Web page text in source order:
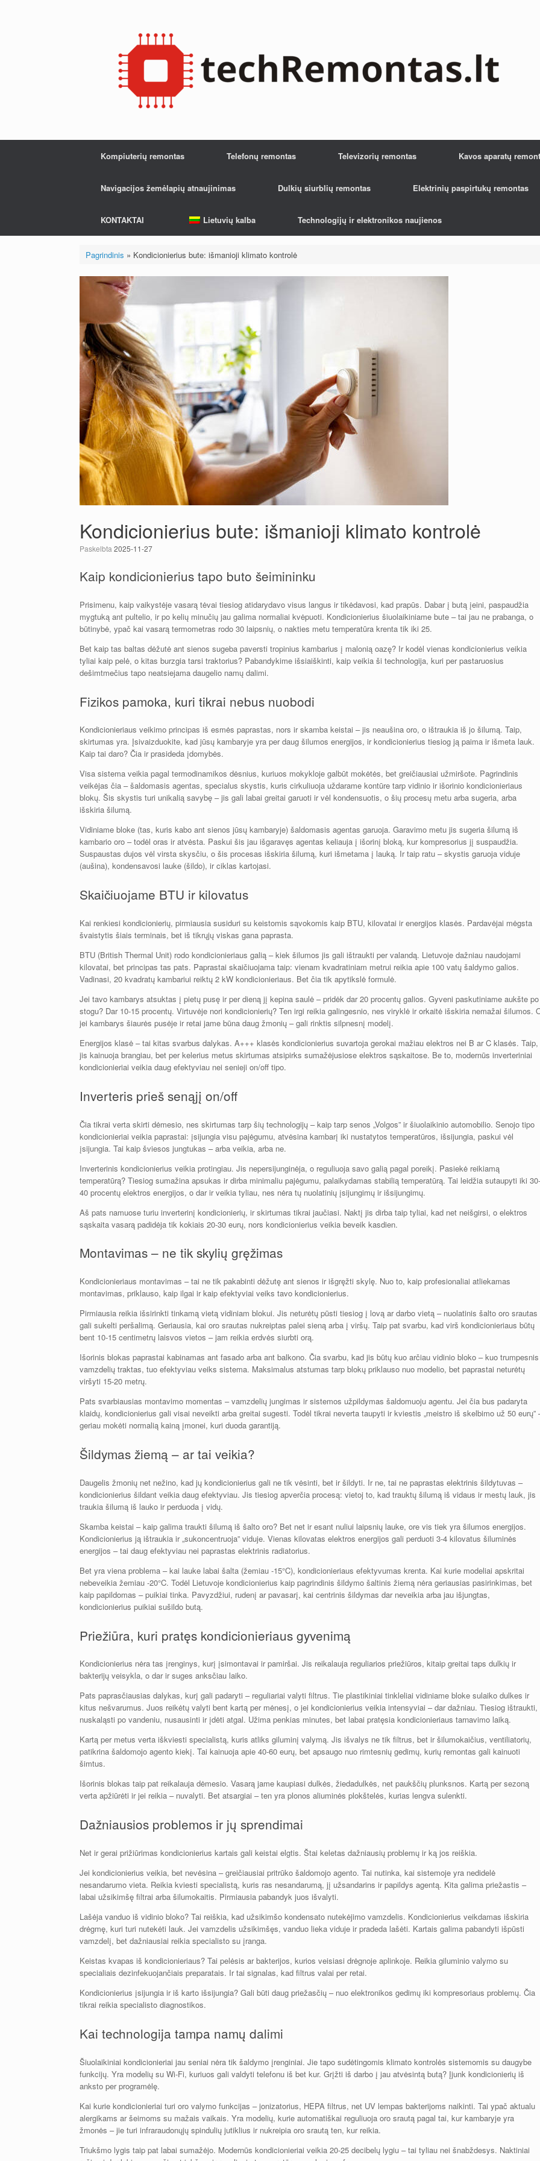
Kompiuterių remontas Telefonų remontas Televizorių remontas Kavos aparatų
Navigacijos žemėlapių atnaujinimas Dulkių siurblių remontas Elektrinių paspirtukų remontas
KONTAKTAI Lietuvių kalba Technologijų ir elektronikos naujienos
Pagrindinis » Kondicionierius bute: išmanioji klimato kontrolė
Kondicionierius bute: išmanioji klimato kontrolė
Paskelbta 2025-11-27
Kaip kondicionierius tapo buto šeimininku
Prisimenu, kaip vaikystėje vasarą tėvai tiesiog atidarydavo visus langus ir tikėdavosi, kad prapūs. Dabar į butą įeini, paspaudžia
mygtuką ant pultelio, ir po kelių minučių jau galima normaliai kvėpuoti. Kondicionierius šiuolaikiniame bute – tai jau ne prabanga, o
būtinybė, ypač kai vasarą termometras rodo 30 laipsnių, o nakties metu temperatūra krenta tik iki 25.
Bet kaip tas baltas dėžutė ant sienos sugeba paversti tropinius kambarius į malonią oazę? Ir kodėl vienas kondicionierius veikia
tyliai kaip pelė, o kitas burzgia tarsi traktorius? Pabandykime išsiaiškinti, kaip veikia ši technologija, kuri per pastaruosius
dešimtmečius tapo neatsiejama daugelio namų dalimi.
Fizikos pamoka, kuri tikrai nebus nuobodi
Kondicionieriaus veikimo principas iš esmės paprastas, nors ir skamba keistai – jis neaušina oro, o ištraukia iš jo šilumą. Taip,
skirtumas yra. Įsivaizduokite, kad jūsų kambaryje yra per daug šilumos energijos, ir kondicionierius tiesiog ją paima ir išmeta lauk.
Kaip tai daro? Čia ir prasideda įdomybės.
Visa sistema veikia pagal termodinamikos dėsnius, kuriuos mokykloje galbūt mokėtės, bet greičiausiai užmiršote. Pagrindinis
veikėjas čia – šaldomasis agentas, specialus skystis, kuris cirkuliuoja uždarame kontūre tarp vidinio ir išorinio kondicionieriaus
blokų. Šis skystis turi unikalią savybę – jis gali labai greitai garuoti ir vėl kondensuotis, o šių procesų metu arba sugeria, arba
išskiria šilumą.
Vidiniame bloke (tas, kuris kabo ant sienos jūsų kambaryje) šaldomasis agentas garuoja. Garavimo metu jis sugeria šilumą iš
kambario oro – todėl oras ir atvėsta. Paskui šis jau išgaravęs agentas keliauja į išorinį bloką, kur kompresorius jį suspaudžia.
Suspaustas dujos vėl virsta skysčiu, o šis procesas išskiria šilumą, kuri išmetama į lauką. Ir taip ratu – skystis garuoja viduje
(aušina), kondensavosi lauke (šildo), ir ciklas kartojasi.
Skaičiuojame BTU ir kilovatus
Kai renkiesi kondicionierių, pirmiausia susiduri su keistomis sąvokomis kaip BTU, kilovatai ir energijos klasės. Pardavėjai mėgsta
švaistytis šiais terminais, bet iš tikrųjų viskas gana paprasta.
BTU (British Thermal Unit) rodo kondicionieriaus galią – kiek šilumos jis gali ištraukti per valandą. Lietuvoje dažniau naudojami
kilovatai, bet principas tas pats. Paprastai skaičiuojama taip: vienam kvadratiniam metrui reikia apie 100 vatų šaldymo galios.
Vadinasi, 20 kvadratų kambariui reiktų 2 kW kondicionieriaus. Bet čia tik apytikslė formulė.
Jei tavo kambarys atsuktas į pietų pusę ir per dieną jį kepina saulė – pridėk dar 20 procentų galios. Gyveni paskutiniame aukšte po
stogu? Dar 10-15 procentų. Virtuvėje nori kondicionierių? Ten irgi reikia galingesnio, nes viryklė ir orkaitė išskiria nemažai šilumos.
jei kambarys šiaurės pusėje ir retai jame būna daug žmonių – gali rinktis silpnesnį modelį.
Energijos klasė – tai kitas svarbus dalykas. A+++ klasės kondicionierius suvartoja gerokai mažiau elektros nei B ar C klasės. Taip,
jis kainuoja brangiau, bet per kelerius metus skirtumas atsipirks sumažėjusiose elektros sąskaitose. Be to, modernūs inverteriniai
kondicionieriai veikia daug efektyviau nei senieji on/off tipo.
Inverteris prieš senąjį on/off
Čia tikrai verta skirti dėmesio, nes skirtumas tarp šių technologijų – kaip tarp senos „Volgos” ir šiuolaikinio automobilio. Senojo tipo
kondicionieriai veikia paprastai: įsijungia visu pajėgumu, atvėsina kambarį iki nustatytos temperatūros, išsijungia, paskui vėl
įsijungia. Tai kaip šviesos jungtukas – arba veikia, arba ne.
Inverterinis kondicionierius veikia protingiau. Jis nepersijunginėja, o reguliuoja savo galią pagal poreikį. Pasiekė reikiamą
temperatūrą? Tiesiog sumažina apsukas ir dirba minimaliu pajėgumu, palaikydamas stabilią temperatūrą. Tai leidžia sutaupyti iki 30-
40 procentų elektros energijos, o dar ir veikia tyliau, nes nėra tų nuolatinių įsijungimų ir išsijungimų.
Aš pats namuose turiu inverterinį kondicionierių, ir skirtumas tikrai jaučiasi. Naktį jis dirba taip tyliai, kad net neišgirsi, o elektros
sąskaita vasarą padidėja tik kokiais 20-30 eurų, nors kondicionierius veikia beveik kasdien.
Montavimas – ne tik skylių gręžimas
Kondicionieriaus montavimas – tai ne tik pakabinti dėžutę ant sienos ir išgręžti skylę. Nuo to, kaip profesionaliai atliekamas
montavimas, priklauso, kaip ilgai ir kaip efektyviai veiks tavo kondicionierius.
Pirmiausia reikia išsirinkti tinkamą vietą vidiniam blokui. Jis neturėtų pūsti tiesiog į lovą ar darbo vietą – nuolatinis šalto oro srautas
gali sukelti peršalimą. Geriausia, kai oro srautas nukreiptas palei sieną arba į viršų. Taip pat svarbu, kad virš kondicionieriaus būtų
bent 10-15 centimetrų laisvos vietos – jam reikia erdvės siurbti orą.
Išorinis blokas paprastai kabinamas ant fasado arba ant balkono. Čia svarbu, kad jis būtų kuo arčiau vidinio bloko – kuo trumpesnis
vamzdelių traktas, tuo efektyviau veiks sistema. Maksimalus atstumas tarp blokų priklauso nuo modelio, bet paprastai neturėtų
viršyti 15-20 metrų.
Pats svarbiausias montavimo momentas – vamzdelių jungimas ir sistemos užpildymas šaldomuoju agentu. Jei čia bus padaryta
klaidų, kondicionierius gali visai neveikti arba greitai sugesti. Todėl tikrai neverta taupyti ir kviestis „meistro iš skelbimo už 50 eurų”
geriau mokėti normalią kainą įmonei, kuri duoda garantiją.
Šildymas žiemą – ar tai veikia?
Daugelis žmonių net nežino, kad jų kondicionierius gali ne tik vėsinti, bet ir šildyti. Ir ne, tai ne paprastas elektrinis šildytuvas –
kondicionierius šildant veikia daug efektyviau. Jis tiesiog apverčia procesą: vietoj to, kad trauktų šilumą iš vidaus ir mestų lauk, jis
traukia šilumą iš lauko ir perduoda į vidų.
Skamba keistai – kaip galima traukti šilumą iš šalto oro? Bet net ir esant nuliui laipsnių lauke, ore vis tiek yra šilumos energijos.
Kondicionierius ją ištraukia ir „sukoncentruoja” viduje. Vienas kilovatas elektros energijos gali perduoti 3-4 kilovatus šiluminės
energijos – tai daug efektyviau nei paprastas elektrinis radiatorius.
Bet yra viena problema – kai lauke labai šalta (žemiau -15°C), kondicionieriaus efektyvumas krenta. Kai kurie modeliai apskritai
nebeveikia žemiau -20°C. Todėl Lietuvoje kondicionierius kaip pagrindinis šildymo šaltinis žiemą nėra geriausias pasirinkimas, bet
kaip papildomas – puikiai tinka. Pavyzdžiui, rudenį ar pavasarį, kai centrinis šildymas dar neveikia arba jau išjungtas,
kondicionierius puikiai sušildo butą.
Priežiūra, kuri pratęs kondicionieriaus gyvenimą
Kondicionierius nėra tas įrenginys, kurį įsimontavai ir pamiršai. Jis reikalauja reguliarios priežiūros, kitaip greitai taps dulkių ir
bakterijų veisykla, o dar ir suges anksčiau laiko.
Pats paprasčiausias dalykas, kurį gali padaryti – reguliariai valyti filtrus. Tie plastikiniai tinkleliai vidiniame bloke sulaiko dulkes ir
kitus nešvarumus. Juos reikėtų valyti bent kartą per mėnesį, o jei kondicionierius veikia intensyviai – dar dažniau. Tiesiog ištraukti,
nuskaląsti po vandeniu, nusausinti ir įdėti atgal. Užima penkias minutes, bet labai pratęsia kondicionieriaus tarnavimo laiką.
Kartą per metus verta iškviesti specialistą, kuris atliks giluminį valymą. Jis išvalys ne tik filtrus, bet ir šilumokaičius, ventiliatorių,
patikrina šaldomojo agento kiekį. Tai kainuoja apie 40-60 eurų, bet apsaugo nuo rimtesnių gedimų, kurių remontas gali kainuoti
šimtus.
Išorinis blokas taip pat reikalauja dėmesio. Vasarą jame kaupiasi dulkės, žiedadulkės, net paukščių plunksnos. Kartą per sezoną
verta apžiūrėti ir jei reikia – nuvalyti. Bet atsargiai – ten yra plonos aliuminės plokštelės, kurias lengva sulenkti.
Dažniausios problemos ir jų sprendimai
Net ir gerai prižiūrimas kondicionierius kartais gali keistai elgtis. Štai keletas dažniausių problemų ir ką jos reiškia.
Jei kondicionierius veikia, bet nevėsina – greičiausiai pritrūko šaldomojo agento. Tai nutinka, kai sistemoje yra nedidelė
nesandarumo vieta. Reikia kviesti specialistą, kuris ras nesandarumą, jį užsandarins ir papildys agentą. Kita galima priežastis –
labai užsikimšę filtrai arba šilumokaitis. Pirmiausia pabandyk juos išvalyti.
Lašėja vanduo iš vidinio bloko? Tai reiškia, kad užsikimšo kondensato nutekėjimo vamzdelis. Kondicionierius veikdamas išskiria
drėgmę, kuri turi nutekėti lauk. Jei vamzdelis užsikimšęs, vanduo lieka viduje ir pradeda lašėti. Kartais galima pabandyti išpūsti
vamzdelį, bet dažniausiai reikia specialisto su įranga.
Keistas kvapas iš kondicionieriaus? Tai pelėsis ar bakterijos, kurios veisiasi drėgnoje aplinkoje. Reikia giluminio valymo su
specialiais dezinfekuojančiais preparatais. Ir tai signalas, kad filtrus valai per retai.
Kondicionierius įsijungia ir iš karto išsijungia? Gali būti daug priežasčių – nuo elektronikos gedimų iki kompresoriaus problemų. Čia
tikrai reikia specialisto diagnostikos.
Kai technologija tampa namų dalimi
Šiuolaikiniai kondicionieriai jau seniai nėra tik šaldymo įrenginiai. Jie tapo sudėtingomis klimato kontrolės sistemomis su daugybe
funkcijų. Yra modelių su Wi-Fi, kuriuos gali valdyti telefonu iš bet kur. Grįžti iš darbo į jau atvėsintą butą? Įjunk kondicionierių iš
anksto per programėlę.
Kai kurie kondicionieriai turi oro valymo funkcijas – jonizatorius, HEPA filtrus, net UV lempas bakterijoms naikinti. Tai ypač aktualu
alergikams ar šeimoms su mažais vaikais. Yra modelių, kurie automatiškai reguliuoja oro srautą pagal tai, kur kambaryje yra
žmonės – jie turi infraraudonųjų spindulių jutiklius ir nukreipia oro srautą ten, kur reikia.
Triukšmo lygis taip pat labai sumažėjo. Modernūs kondicionieriai veikia 20-25 decibelų lygiu – tai tyliau nei šnabždesys. Naktiniai